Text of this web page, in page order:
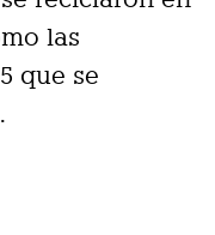
las
que se